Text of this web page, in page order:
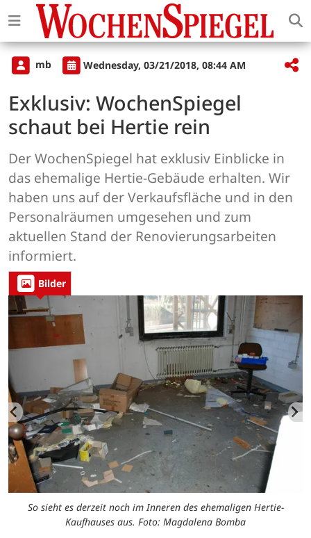
mb Wednesday, 03/21/2018, 08:44 AM
Exklusiv: WochenSpiegel
schaut bei Hertie rein
Der WochenSpiegel hat exklusiv Einblicke in
das ehemalige Hertie-Gebäude erhalten. Wir
haben uns auf der Verkaufsfläche und in den
Personalräumen umgesehen und zum
aktuellen Stand der Renovierungsarbeiten
informiert.
Bilder
So sieht es derzeit noch im Inneren des ehemaligen Hertie-
Kaufhauses aus. Foto: Magdalena Bomba